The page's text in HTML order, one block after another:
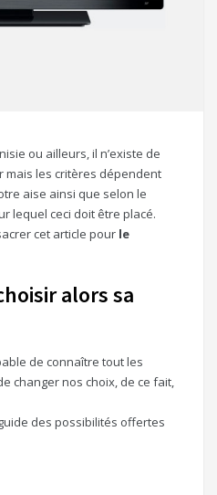
ou ailleurs, il n’existe de
mais les critères dépendent
aise ainsi que selon le
lequel ceci doit être placé.
cet article pour le
alors sa
de connaître tout les
changer nos choix, de ce fait,
des possibilités offertes